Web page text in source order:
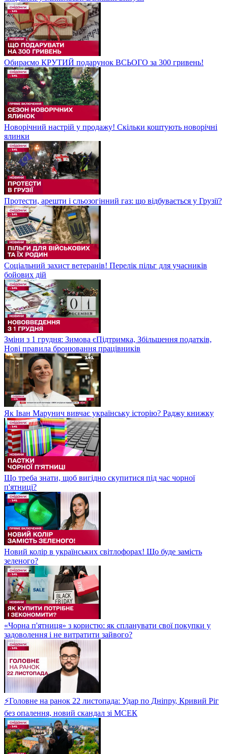
Обираємо КРУТИЙ подарунок ВСЬОГО за 300 гривень!
Новорічний настрій у продажу! Скільки коштують новорічні
ялинки
Протести, арешти і сльозогінний газ: що відбувається у Грузії?
Соціальний захист ветеранів! Перелік пільг для учасників
бойових дій
Зміни з 1 грудня: Зимова єПідтримка, Збільшення податків,
Нові правила бронювання працівників
Як Іван Марунич вивчає українську історію? Раджу книжку
Що треба знати, щоб вигідно скупитися під час чорної
п'ятниці?
Новий колір в українських світлофорах! Що буде замість
зеленого?
«Чорна п'ятниця» з користю: як спланувати свої покупки у
задоволення і не витратити зайвого?
⚡Головне на ранок 22 листопада: Удар по Дніпру, Кривий Ріг
без опалення, новий скандал зі МСЕК